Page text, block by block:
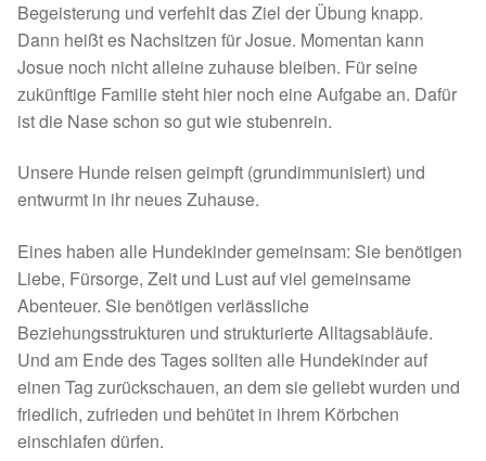
Tierschutz
Auslandstierschutz
Unsere Notnasen
Notnasen in Deutschland
Notnasen noch im Ausland
Notnasen mit Handicap
Wichtige Gedanken vor der Adoption
Begeisterung und verfehlt das Ziel der Übung knapp.
Dann heißt es Nachsitzen für Josue. Momentan kann
Josue noch nicht alleine zuhause bleiben. Für seine
zukünftige Familie steht hier noch eine Aufgabe an. Dafür
ist die Nase schon so gut wie stubenrein.
Unsere Hunde reisen geimpft (grundimmunisiert) und
entwurmt in ihr neues Zuhause.
Eines haben alle Hundekinder gemeinsam: Sie benötigen
Liebe, Fürsorge, Zeit und Lust auf viel gemeinsame
Abenteuer. Sie benötigen verlässliche
Beziehungsstrukturen und strukturierte Alltagsabläufe.
Und am Ende des Tages sollten alle Hundekinder auf
einen Tag zurückschauen, an dem sie geliebt wurden und
friedlich, zufrieden und behütet in ihrem Körbchen
einschlafen dürfen.